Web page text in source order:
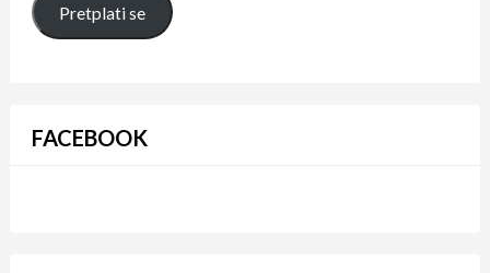
Pretplati se
FACEBOOK